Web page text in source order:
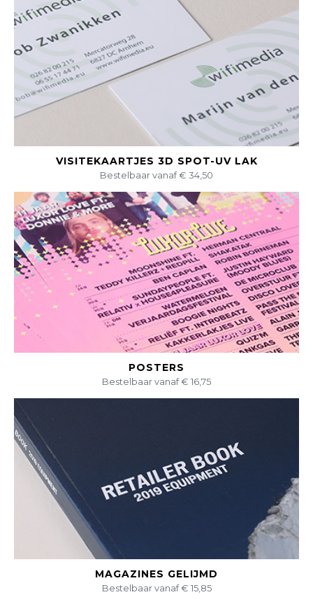
BEKIJK DIT PRODUCT
VISITEKAARTJES 3D SPOT-UV LAK
Bestelbaar vanaf € 34,50
BEKIJK DIT PRODUCT
POSTERS
Bestelbaar vanaf € 16,75
BEKIJK DIT PRODUCT
MAGAZINES GELIJMD
Bestelbaar vanaf € 15,85